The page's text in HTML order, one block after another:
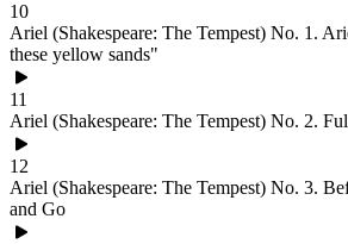
10
Ariel (Shakespeare: The Tempest) No. 1.
these yellow sands"
11
Ariel (Shakespeare: The Tempest) No. 2.
12
Ariel (Shakespeare: The Tempest) No. 3.
and Go